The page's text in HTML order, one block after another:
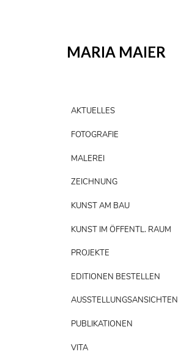
MARIA MAIER
AKTUELLES
FOTOGRAFIE
MALEREI
ZEICHNUNG
KUNST AM BAU
KUNST IM ÖFFENTL. RAUM
PROJEKTE
EDITIONEN BESTELLEN
AUSSTELLUNGSANSICHTEN
PUBLIKATIONEN
VITA